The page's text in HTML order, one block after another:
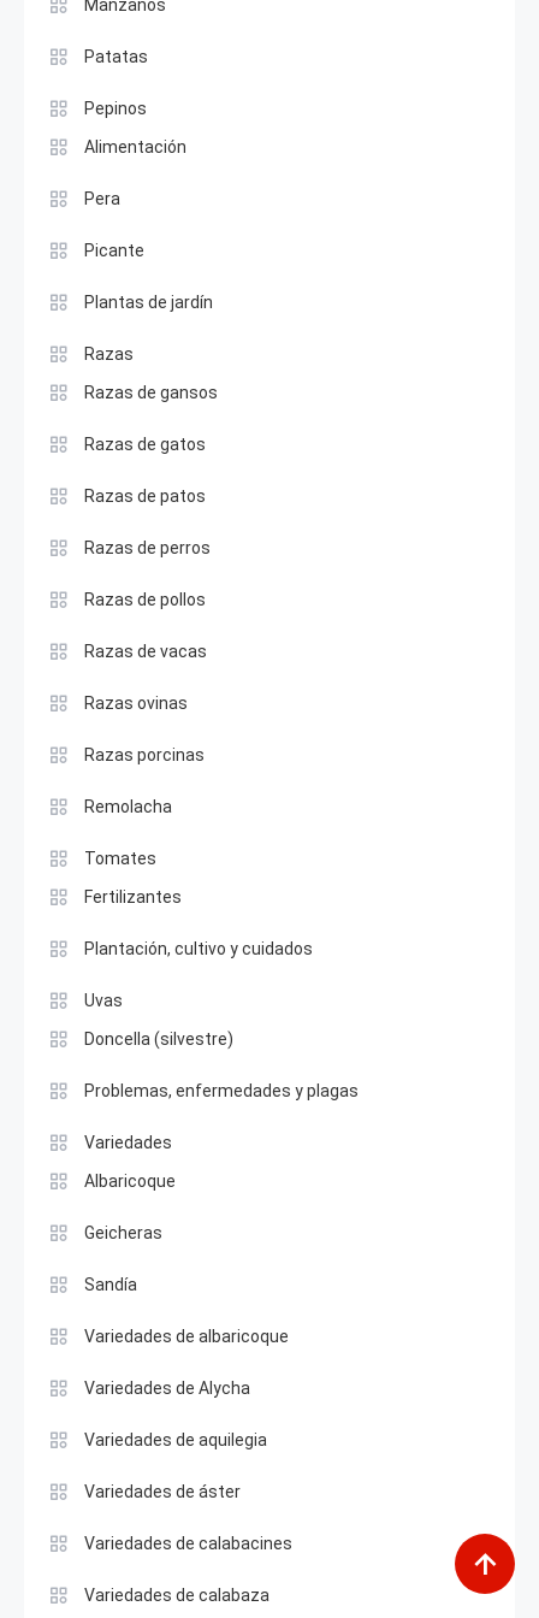
Manzanos
Patatas
Pepinos
Alimentación
Pera
Picante
Plantas de jardín
Razas
Razas de gansos
Razas de gatos
Razas de patos
Razas de perros
Razas de pollos
Razas de vacas
Razas ovinas
Razas porcinas
Remolacha
Tomates
Fertilizantes
Plantación, cultivo y cuidados
Uvas
Doncella (silvestre)
Problemas, enfermedades y plagas
Variedades
Albaricoque
Geicheras
Sandía
Variedades de albaricoque
Variedades de Alycha
Variedades de aquilegia
Variedades de áster
Variedades de calabacines
Variedades de calabaza